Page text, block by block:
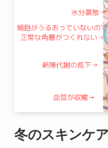
冬のスキンケ